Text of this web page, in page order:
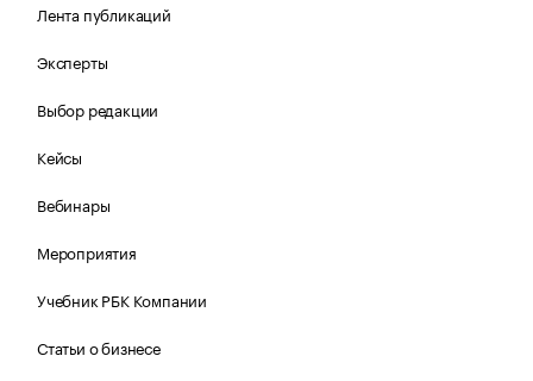
Лента публикаций
Эксперты
Выбор редакции
Кейсы
Вебинары
Мероприятия
Учебник РБК Компании
Статьи о бизнесе